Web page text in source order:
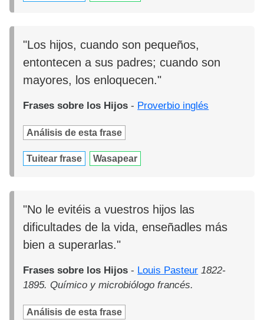
"Los hijos, cuando son pequeños,
entontecen a sus padres; cuando son
mayores, los enloquecen."
Frases sobre los Hijos - Proverbio inglés
Análisis de esta frase
Tuitear frase Wasapear
"No le evitéis a vuestros hijos las
dificultades de la vida, enseñadles más
bien a superarlas."
Frases sobre los Hijos - Louis Pasteur 1822-
1895. Químico y microbiólogo francés.
Análisis de esta frase